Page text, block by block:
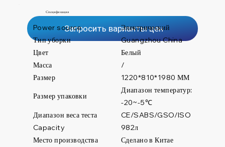
Запросить варианты цен
Power source
Электрический
Тип уборки
Масса
Цвет Белый
1220*810*1980 ММ
Размер упаковки
Размер
Capacity
Диапазон веса теста CE/SABS/GSO/ISO
Сделано в Китае
Место производства
Guangzhou China
/
Диапазон температур:
-20~-5℃
982л
Спецификация